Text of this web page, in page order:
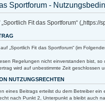
Sportforum -
Fit das Sportforum“
„Sportlich Fit das Sportforum“ (im
Regelungen nicht einverstanden bist,
wird auf unbestimmte Zeit geschlossen
NUTZUNGSRECHTEN
eines Beitrags erteilst du dem Betreiber
nach Punkt 2, Unterpunkt a bleibt auch